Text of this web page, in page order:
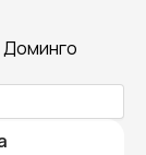
Доминго